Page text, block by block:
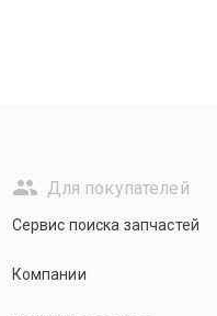
Для покупателей
Сервис поиска запчастей
Компании